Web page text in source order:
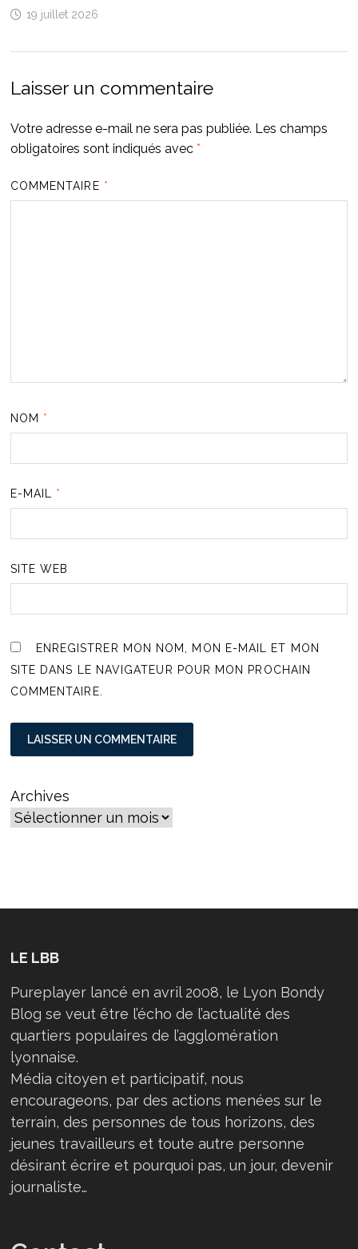
19 juillet 2026
Laisser un commentaire
Votre adresse e-mail ne sera pas publiée. Les champs
obligatoires sont indiqués avec *
COMMENTAIRE *
NOM *
E-MAIL *
SITE WEB
ENREGISTRER MON NOM, MON E-MAIL ET MON
SITE DANS LE NAVIGATEUR POUR MON PROCHAIN
COMMENTAIRE.
Archives
LE LBB
Pureplayer lancé en avril 2008, le Lyon Bondy
Blog se veut être l’écho de l’actualité des
quartiers populaires de l’agglomération
lyonnaise.
Média citoyen et participatif, nous
encourageons, par des actions menées sur le
terrain, des personnes de tous horizons, des
jeunes travailleurs et toute autre personne
désirant écrire et pourquoi pas, un jour, devenir
journaliste…